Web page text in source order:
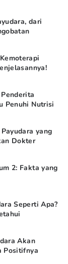
dari
Penuhi Nutrisi
yang
Dokter
2: Fakta yang
Seperti Apa?
Akan
Positifnya